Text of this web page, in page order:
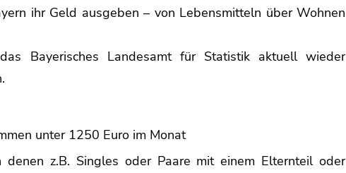
ihr Geld ausgeben – von Lebensmitteln über Wohnen
Bayerisches Landesamt für Statistik aktuell wieder
unter 1250 Euro im Monat
denen z.B. Singles oder Paare mit einem Elternteil oder